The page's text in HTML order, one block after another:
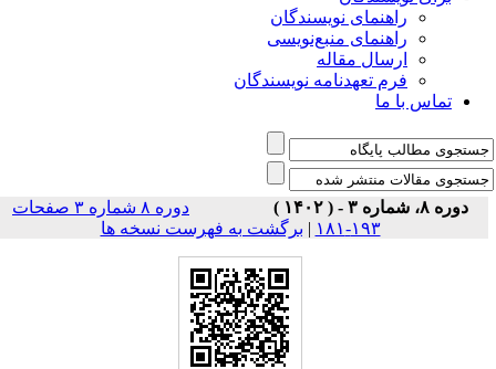
راهنمای نویسندگان
راهنمای منبع‌نویسی
ارسال مقاله
فرم تعهدنامه نویسندگان
تماس با ما
دوره ۸، شماره ۳ - ( ۱۴۰۲ )
دوره ۸ شماره ۳ صفحات
۱۹۳-۱۸۱
| برگشت به فهرست نسخه ها